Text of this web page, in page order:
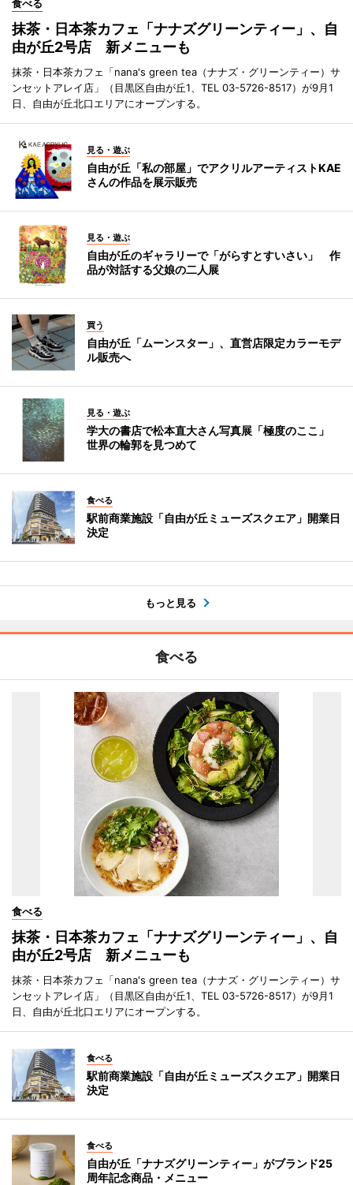
食べる
抹茶・日本茶カフェ「ナナズグリーンティー」、自
由が丘2号店 新メニューも
抹茶・日本茶カフェ「nana's green tea（ナナズ・グリーンティー）サ
ンセットアレイ店」（目黒区自由が丘1、TEL 03-5726-8517）が9月1
日、自由が丘北口エリアにオープンする。
見る・遊ぶ
自由が丘「私の部屋」でアクリルアーティストKAE
さんの作品を展示販売
見る・遊ぶ
自由が丘のギャラリーで「がらすとすいさい」 作
品が対話する父娘の二人展
買う
自由が丘「ムーンスター」、直営店限定カラーモデ
ル販売へ
見る・遊ぶ
学大の書店で松本直大さん写真展「極度のここ」
世界の輪郭を見つめて
食べる
駅前商業施設「自由が丘ミューズスクエア」開業日
決定
もっと見る
食べる
食べる
抹茶・日本茶カフェ「ナナズグリーンティー」、自
由が丘2号店 新メニューも
抹茶・日本茶カフェ「nana's green tea（ナナズ・グリーンティー）サ
ンセットアレイ店」（目黒区自由が丘1、TEL 03-5726-8517）が9月1
日、自由が丘北口エリアにオープンする。
食べる
駅前商業施設「自由が丘ミューズスクエア」開業日
決定
食べる
自由が丘「ナナズグリーンティー」がブランド25
周年記念商品・メニュー